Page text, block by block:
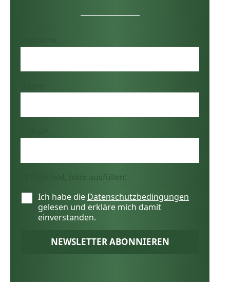
*Pflichtfeld, bitte ausfüllen!
Einwilligung*
Ich habe die Datenschutzbedingungen
gelesen und erkläre mich damit
einverstanden.